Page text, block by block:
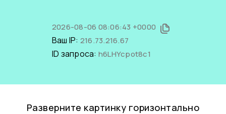
2026-08-06 08:06:43 +0000
Ваш IP: 216.73.216.67
ID запроса: h6LHYcpot8c1
Разверните картинку горизонтально